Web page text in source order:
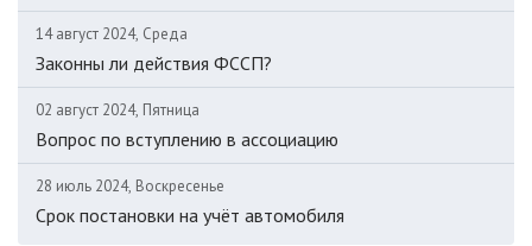
14 август 2024, Среда
Законны ли действия ФССП?
02 август 2024, Пятница
Вопрос по вступлению в ассоциацию
28 июль 2024, Воскресенье
Срок постановки на учёт автомобиля